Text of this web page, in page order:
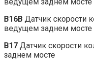
ведущем заднем мосте
B16B Датчик скорости
ведущем заднем мосте
B17 Датчик скорости
заднем мосте